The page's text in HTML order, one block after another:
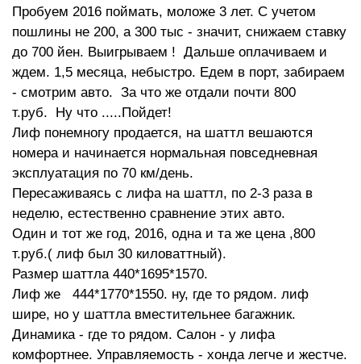
Пробуем 2016 поймать, моложе 3 лет. С учетом
пошлины не 200, а 300 тыс - значит, снижаем ставку
до 700 йен. Выигрываем ! Дальше оплачиваем и
ждем. 1,5 месяца, небыстро. Едем в порт, забираем
- смотрим авто. За что же отдали почти 800
т.руб. Ну что .....Пойдет!
Лиф понемногу продается, на шаттл вешаются
номера и начинается нормальная повседневная
эксплуатация по 70 км/день.
Пересаживаясь с лифа на шаттл, по 2-3 раза в
неделю, естественно сравнение этих авто.
Один и тот же год, 2016, одна и та же цена ,800
т.руб.( лиф был 30 киловаттный).
Размер шаттла 440*1695*1570.
Лиф же 444*1770*1550. ну, где то рядом. лиф
шире, но у шаттла вместительнее багажник.
Динамика - где то рядом. Салон - у лифа
комфортнее. Управляемость - хонда легче и жестче.